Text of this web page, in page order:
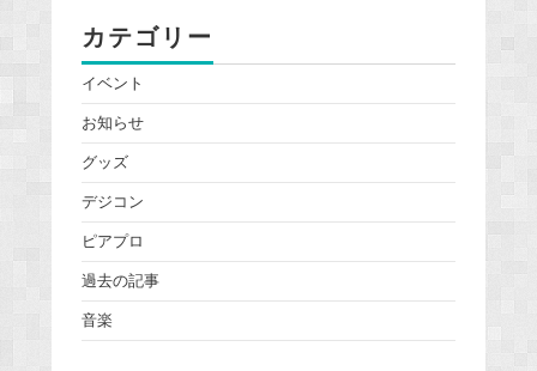
カテゴリー
イベント
お知らせ
グッズ
デジコン
ピアプロ
過去の記事
音楽